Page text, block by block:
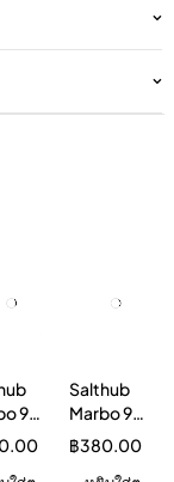
9K
งุ่น
Salthub
Marbo 9K
กลิ่นบลู
฿380.00